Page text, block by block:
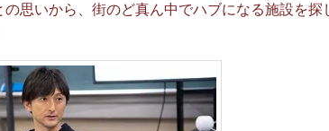
思いから、街のど真ん中でハブになる施設を探